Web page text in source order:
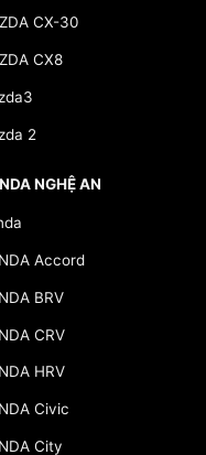
CX-30
CX8
2
NGHỆ AN
Accord
BRV
CRV
HRV
Civic
City